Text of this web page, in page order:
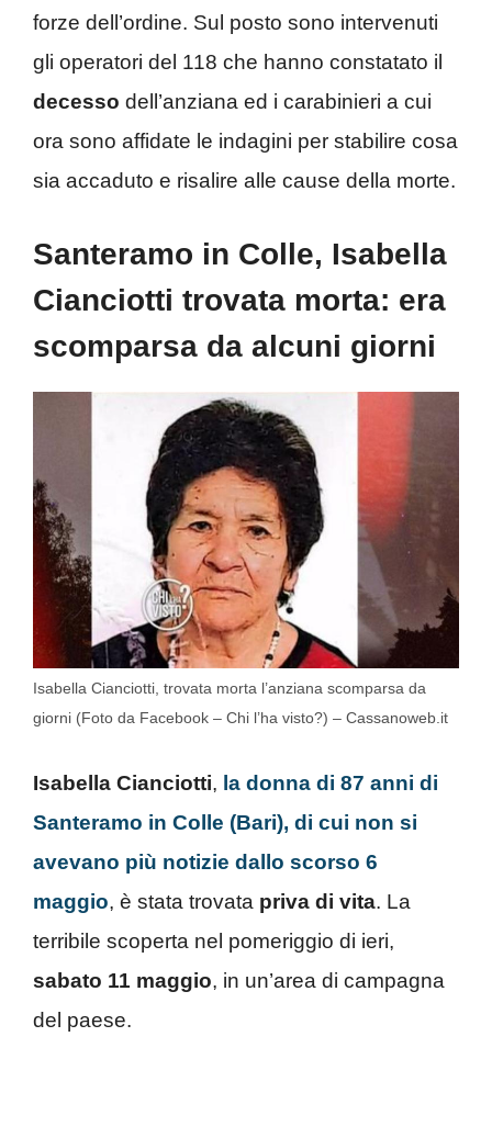
forze dell’ordine. Sul posto sono intervenuti
gli operatori del 118 che hanno constatato il
decesso dell’anziana ed i carabinieri a cui
ora sono affidate le indagini per stabilire cosa
sia accaduto e risalire alle cause della morte.
Santeramo in Colle, Isabella
Cianciotti trovata morta: era
scomparsa da alcuni giorni
Isabella Cianciotti, trovata morta l’anziana scomparsa da
giorni (Foto da Facebook – Chi l’ha visto?) – Cassanoweb.it
Isabella Cianciotti, la donna di 87 anni di
Santeramo in Colle (Bari), di cui non si
avevano più notizie dallo scorso 6
maggio, è stata trovata priva di vita. La
terribile scoperta nel pomeriggio di ieri,
sabato 11 maggio, in un’area di campagna
del paese.